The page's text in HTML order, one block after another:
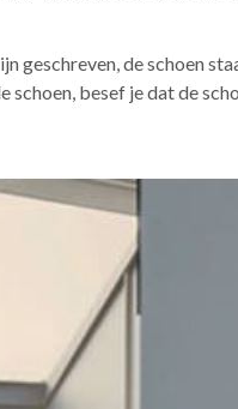
geschreven, de schoen
schoen, besef je dat de